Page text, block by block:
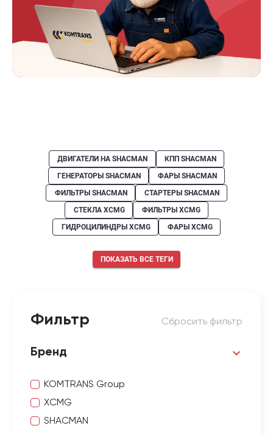
ДВИГАТЕЛИ НА SHACMAN
КПП SHACMAN
ГЕНЕРАТОРЫ SHACMAN
ФАРЫ SHACMAN
ФИЛЬТРЫ SHACMAN
СТАРТЕРЫ SHACMAN
СТЕКЛА XCMG
ФИЛЬТРЫ XCMG
ГИДРОЦИЛИНДРЫ XCMG
ФАРЫ XCMG
ПОКАЗАТЬ ВСЕ ТЕГИ
Фильтр Сбросить фильтр
Бренд
KOMTRANS Group
XCMG
SHACMAN